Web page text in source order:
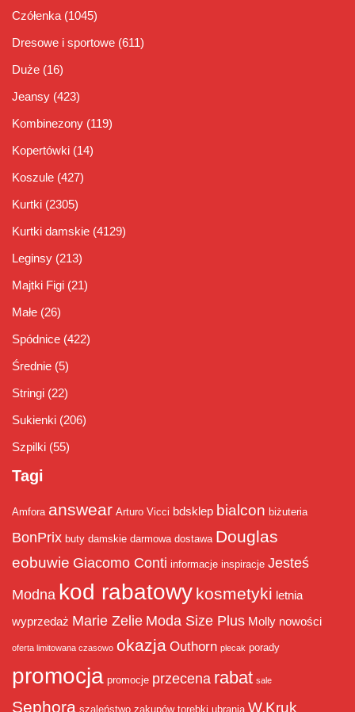
Czółenka (1045)
Dresowe i sportowe (611)
Duże (16)
Jeansy (423)
Kombinezony (119)
Kopertówki (14)
Koszule (427)
Kurtki (2305)
Kurtki damskie (4129)
Leginsy (213)
Majtki Figi (21)
Małe (26)
Spódnice (422)
Średnie (5)
Stringi (22)
Sukienki (206)
Szpilki (55)
Tagi
Amfora answear Arturo Vicci bdsklep bialcon biżuteria
BonPrix buty damskie darmowa dostawa Douglas
eobuwie Giacomo Conti informacje inspiracje Jesteś
Modna kod rabatowy kosmetyki letnia
wyprzedaż Marie Zelie Moda Size Plus Molly nowości
oferta limitowana czasowo okazja Outhorn plecak porady
promocja promocje przecena rabat sale
Sephora szaleństwo zakupów torebki ubrania W.Kruk